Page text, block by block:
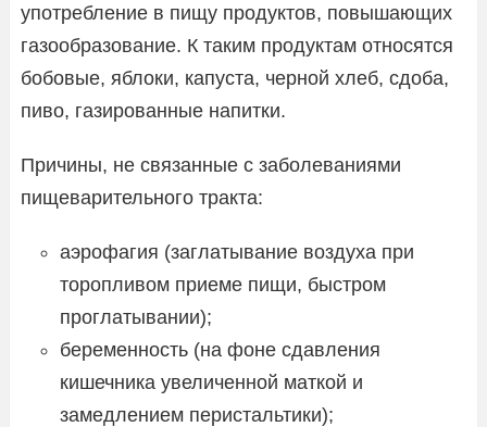
употребление в пищу продуктов, повышающих
газообразование. К таким продуктам относятся
бобовые, яблоки, капуста, черной хлеб, сдоба,
пиво, газированные напитки.
Причины, не связанные с заболеваниями
пищеварительного тракта:
аэрофагия (заглатывание воздуха при
торопливом приеме пищи, быстром
проглатывании);
беременность (на фоне сдавления
кишечника увеличенной маткой и
замедлением перистальтики);